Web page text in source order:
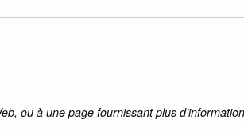
ou à une page fournissant plus